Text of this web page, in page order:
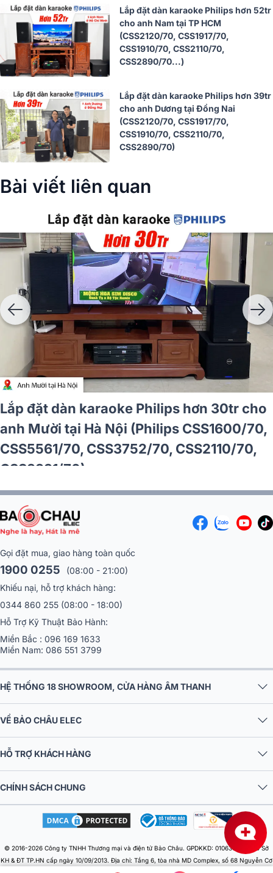
Lắp đặt dàn karaoke Philips hơn 52tr
cho anh Nam tại TP HCM
(CSS2120/70, CSS1917/70,
CSS1910/70, CSS2110/70,
CSS2890/70...)
Lắp đặt dàn karaoke Philips hơn 39tr
cho anh Dương tại Đồng Nai
(CSS2120/70, CSS1917/70,
CSS1910/70, CSS2110/70,
CSS2890/70)
Bài viết liên quan
Lắp đặt dàn karaoke Philips hơn 30tr cho
anh Mười tại Hà Nội (Philips CSS1600/70,
CSS5561/70, CSS3752/70, CSS2110/70,
CSS3331/70)
Gọi đặt mua, giao hàng toàn quốc
1900 0255
(08:00 - 21:00)
Khiếu nại, hỗ trợ khách hàng:
0344 860 255 (08:00 - 18:00)
Hỗ Trợ Kỹ Thuật Bảo Hành:
Miền Bắc : 096 169 1633
Miền Nam: 086 551 3799
HỆ THỐNG 18 SHOWROOM, CỬA HÀNG ÂM THANH
VỀ BẢO CHÂU ELEC
HỖ TRỢ KHÁCH HÀNG
CHÍNH SÁCH CHUNG
© 2016-2026 Công ty TNHH Thương mại và điện tử Bảo Châu. GPDKKD: 0106303879 do Sở
KH & ĐT TP.HN cấp ngày 10/09/2013. Địa chỉ: Tầng 6, tòa nhà MD Complex, số 68 Nguyễn Cơ